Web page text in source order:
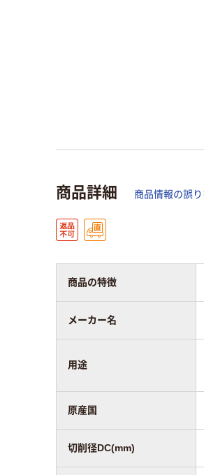
商品詳細 商品情報の誤
商品の特徴
メーカー名
用途
原産国
切削径DC(mm)